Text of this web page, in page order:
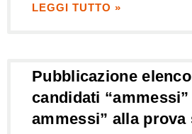
LEGGI TUTTO »
Pubblicazione
candidati “ammessi”
ammessi” alla